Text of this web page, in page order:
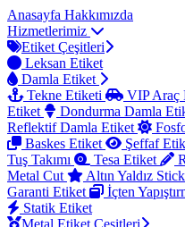
Anasayfa Hakkımızda
Hizmetlerimiz
Etiket Çeşitleri
Leksan Etiket
Damla Etiket
Tekne Etiketi
VIP Araç
Etiket
Dondurma Damla
Reflektif Damla Etiket
Baskes Etiket
Şeffaf
Tuş Takımı
Tesa Etiket
Metal Cut
Altın Yaldız
Garanti Etiket
İçten
Statik Etiket
Metal Etiket Çeşitleri